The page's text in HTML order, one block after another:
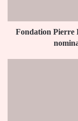
à
nominations
Fondation Pierre